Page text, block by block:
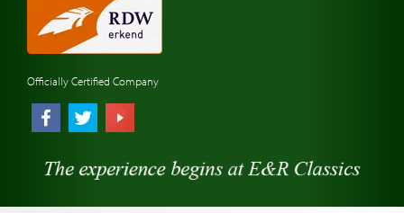
Classic cars Nederland
Officially Certified Company